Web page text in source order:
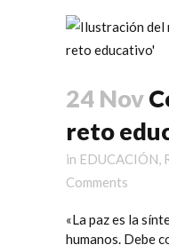
24 Nov
reto
in EDUCACIÓN,
Comments
«La paz es la
humanos. Debe